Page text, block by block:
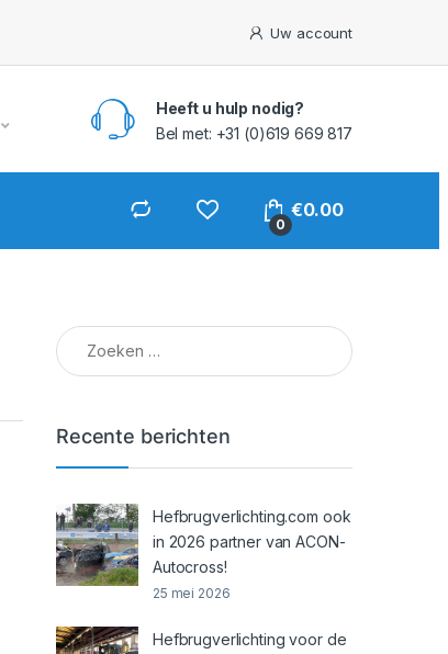
Uw account
Heeft u hulp nodig?
Bel met: +31 (0)619 669 817
0
€0.00
Zoeken naar:
Recente berichten
Hefbrugverlichting.com ook
in 2026 partner van ACON-
Autocross!
25 mei 2026
Hefbrugverlichting voor de